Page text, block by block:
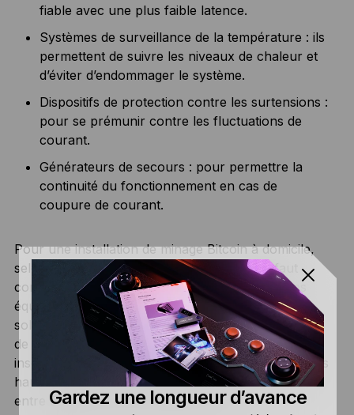
fiable avec une plus faible latence.
Systèmes de surveillance de la température : ils
permettent de suivre les niveaux de chaleur et
d’éviter d’endommager le système.
Dispositifs de protection contre les surtensions :
pour se prémunir contre les fluctuations de
courant.
Générateurs de secours : pour permettre la
continuité du fonctionnement en cas de
coupure de courant.
Pour une installation de minage Bitcoin à domicile,
selon la qualité et la capacité du matériel, il faut
compter entre 630 et 5 850 euros pour tous ces
équipements. Toutefois, si vous optez pour des
solutions de refroidissement plus avancées, comme
de petits bacs d’immersion, une meilleur
insonorisation, ou encore un générateur de secours
haut de gamme, le coût total peut alors atteindre
entre 5 000 et plus de 10 000 euros.
Gardez une longueur d’avance